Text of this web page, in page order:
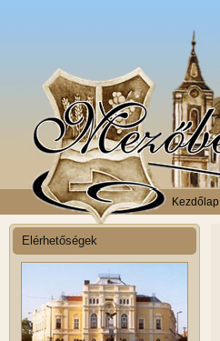
Kezdőlap
Elérhetőségek